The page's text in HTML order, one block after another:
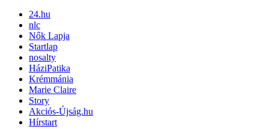
24.hu
nlc
Nők Lapja
Startlap
nosalty
HáziPatika
Krémmánia
Marie Claire
Story
Akciós-Újság.hu
Hírstart